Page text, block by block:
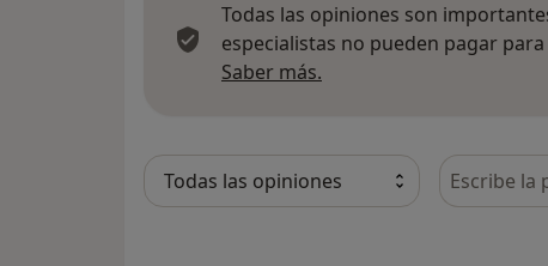
Todas las opiniones son
especialistas no pueden pagar
Saber más.
Busca en